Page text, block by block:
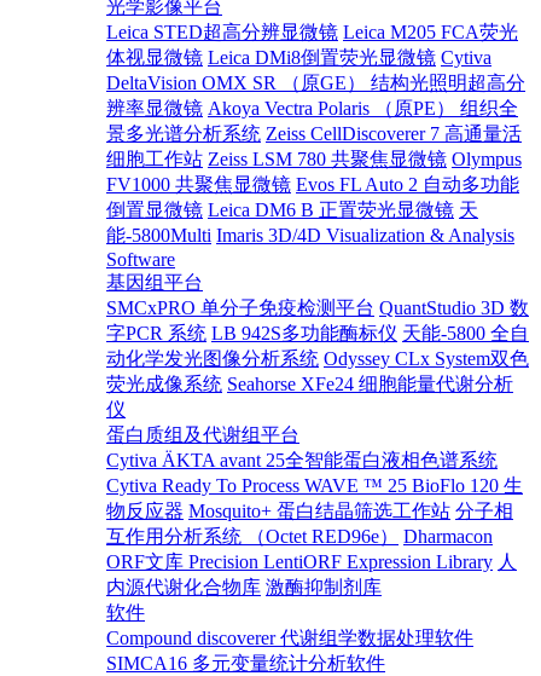
光学影像平台
Leica STED超高分辨显微镜 Leica M205 FCA荧光
体视显微镜 Leica DMi8倒置荧光显微镜 Cytiva
DeltaVision OMX SR （原GE） 结构光照明超高分
辨率显微镜 Akoya Vectra Polaris （原PE） 组织全
景多光谱分析系统 Zeiss CellDiscoverer 7 高通量活
细胞工作站 Zeiss LSM 780 共聚焦显微镜 Olympus
FV1000 共聚焦显微镜 Evos FL Auto 2 自动多功能
倒置显微镜 Leica DM6 B 正置荧光显微镜 天
能-5800Multi Imaris 3D/4D Visualization & Analysis
Software
基因组平台
SMCxPRO 单分子免疫检测平台 QuantStudio 3D 数
字PCR 系统 LB 942S多功能酶标仪 天能-5800 全自
动化学发光图像分析系统 Odyssey CLx System双色
荧光成像系统 Seahorse XFe24 细胞能量代谢分析
仪
蛋白质组及代谢组平台
Cytiva ÄKTA avant 25全智能蛋白液相色谱系统
Cytiva Ready To Process WAVE ™ 25 BioFlo 120 生
物反应器 Mosquito+ 蛋白结晶筛选工作站 分子相
互作用分析系统 （Octet RED96e）
Dharmacon
ORF文库 Precision LentiORF Expression Library 人
内源代谢化合物库 激酶抑制剂库
软件
Compound discoverer 代谢组学数据处理软件
SIMCA16 多元变量统计分析软件